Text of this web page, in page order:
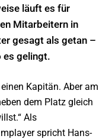
läuft es für
Mitarbeitern in
gesagt als getan –
es gelingt.
Kapitän. Aber am
dem Platz gleich
Als
spricht Hans-